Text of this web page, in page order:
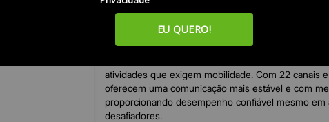
Os radiocomunicadores RC 4002 G2 garantem
atividades que exigem mobilidade. Com 22 canais e
oferecem uma comunicação mais estável e com
proporcionando desempenho confiável mesmo em
desafiadores.
EU QUERO!